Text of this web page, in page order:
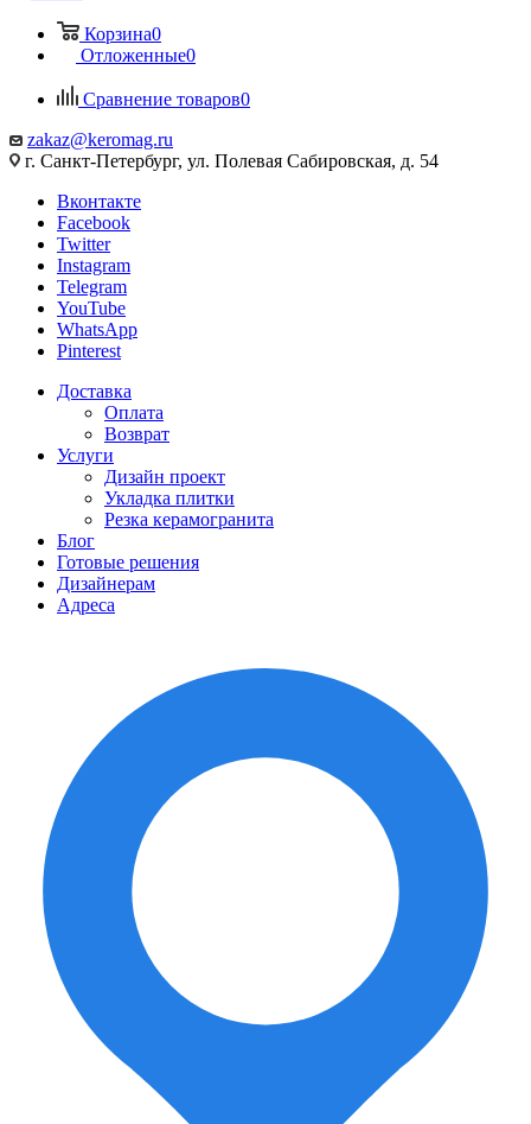
Корзина0
Отложенные0
Сравнение товаров0
zakaz@keromag.ru
г. Санкт-Петербург, ул. Полевая Сабировская, д. 54
Вконтакте
Facebook
Twitter
Instagram
Telegram
YouTube
WhatsApp
Pinterest
Доставка
Оплата
Возврат
Услуги
Дизайн проект
Укладка плитки
Резка керамогранита
Блог
Готовые решения
Дизайнерам
Адреса